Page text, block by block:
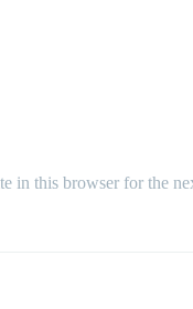
in this browser for the